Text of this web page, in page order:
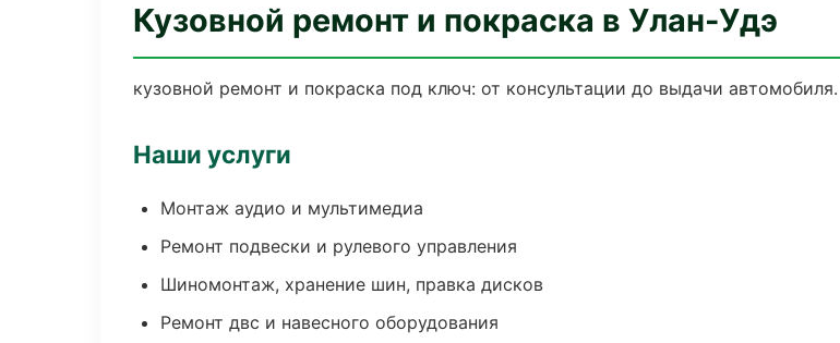
Кузовной ремонт и покраска в Улан-Удэ
кузовной ремонт и покраска под ключ: от консультации до выдачи
Наши услуги
Монтаж аудио и мультимедиа
Ремонт подвески и рулевого управления
Шиномонтаж, хранение шин, правка дисков
Ремонт двс и навесного оборудования